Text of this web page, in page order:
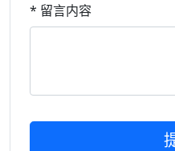
* 留言内容